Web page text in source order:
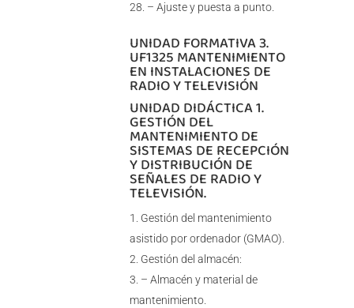
– Ajuste y puesta a punto.
UNIDAD FORMATIVA 3.
UF1325 MANTENIMIENTO
EN INSTALACIONES DE
RADIO Y TELEVISIÓN
UNIDAD DIDÁCTICA 1.
GESTIÓN DEL
MANTENIMIENTO DE
SISTEMAS DE RECEPCIÓN
Y DISTRIBUCIÓN DE
SEÑALES DE RADIO Y
TELEVISIÓN.
Gestión del mantenimiento
asistido por ordenador (GMAO).
Gestión del almacén:
– Almacén y material de
mantenimiento.